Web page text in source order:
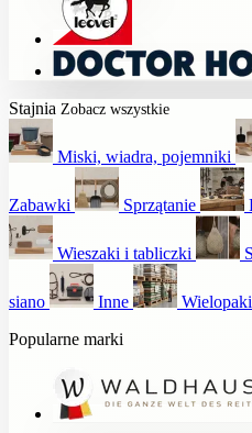
Stajnia Zobacz wszystkie
Miski, wiadra, pojemniki
Zabawki Sprzątanie
Wieszaki i tabliczki
siano Inne
Popularne marki